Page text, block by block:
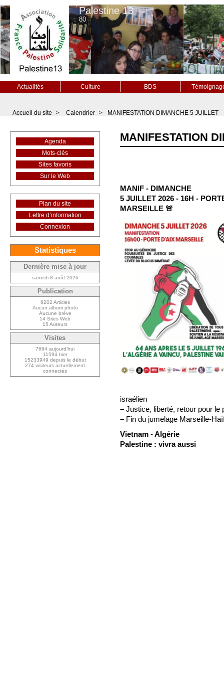
Palestine 13
80
Actualités Culture BDS
Accueil du site > Calendrier > MANIFESTATION DIMANCHE 5 JUILLET
MANIFESTATION
MANIF - DIMANCHE
5 JUILLET 2026 - 16H -
MARSEILLE 🚨
israélien
– Justice, liberté, retour pour le
– Fin du jumelage Marseille-
Vietnam - Algérie
Palestine : vivra aussi
Agenda
Mots-clés
Sites favoris
Sur le Web
Plan du site
Lettre d’information
Connexion
Statistiques
Dernière mise à jour
samedi 8 août 2026
Publication
6202 Articles
Aucun album photo
Aucune brève
14 Sites Web
15 Auteurs
Visites
7664 aujourd’hui
11594 hier
15233949 depuis le début
274 visiteurs actuellement
connectés